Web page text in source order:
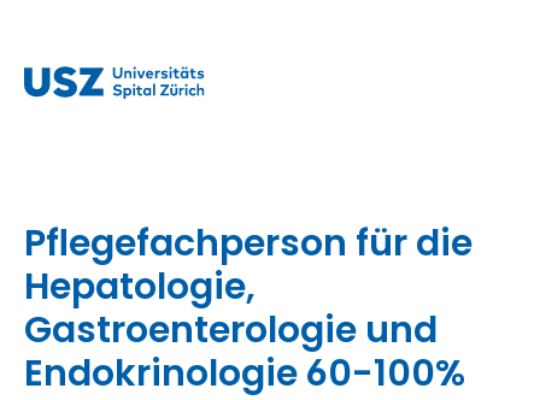
Pflegefachperson für die
Hepatologie,
Gastroenterologie und
Endokrinologie 60-100%